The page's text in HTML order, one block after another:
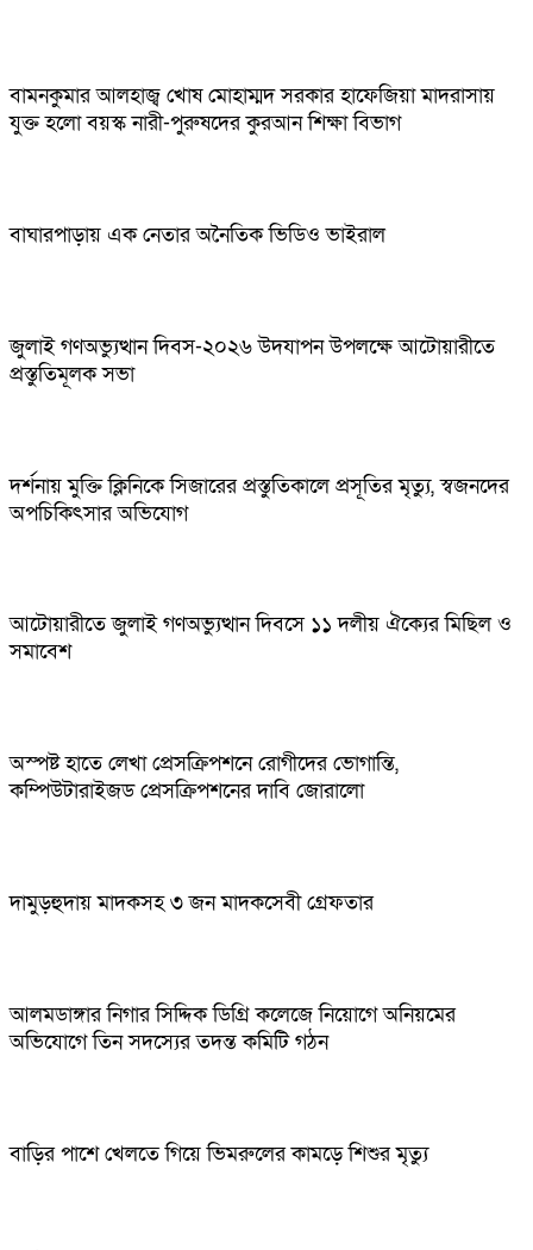
বামনকুমার আলহাজ্ব খোষ মোহাম্মদ সরকার হাফেজিয়া মাদরাসায়
যুক্ত হলো বয়স্ক নারী-পুরুষদের কুরআন শিক্ষা বিভাগ
বাঘারপাড়ায় এক নেতার অনৈতিক ভিডিও ভাইরাল
জুলাই গণঅভ্যুত্থান দিবস-২০২৬ উদযাপন উপলক্ষে আটোয়ারীতে
প্রস্তুতিমূলক সভা
দর্শনায় মুক্তি ক্লিনিকে সিজারের প্রস্তুতিকালে প্রসূতির মৃত্যু, স্বজনদের
অপচিকিৎসার অভিযোগ
আটোয়ারীতে জুলাই গণঅভ্যুত্থান দিবসে ১১ দলীয় ঐক্যের মিছিল ও
সমাবেশ
অস্পষ্ট হাতে লেখা প্রেসক্রিপশনে রোগীদের ভোগান্তি,
কম্পিউটারাইজড প্রেসক্রিপশনের দাবি জোরালো
দামুড়হুদায় মাদকসহ ৩ জন মাদকসেবী গ্রেফতার
আলমডাঙ্গার নিগার সিদ্দিক ডিগ্রি কলেজে নিয়োগে অনিয়মের
অভিযোগে তিন সদস্যের তদন্ত কমিটি গঠন
বাড়ির পাশে খেলতে গিয়ে ভিমরুলের কামড়ে শিশুর মৃত্যু